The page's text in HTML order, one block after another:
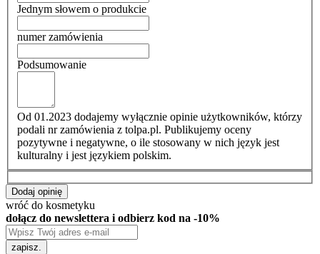
Jednym słowem o produkcie
numer zamówienia
Podsumowanie
Od 01.2023 dodajemy wyłącznie opinie użytkowników, którzy
podali nr zamówienia z tolpa.pl. Publikujemy oceny
pozytywne i negatywne, o ile stosowany w nich język jest
kulturalny i jest językiem polskim.
Dodaj opinię
wróć do kosmetyku
dołącz do newslettera i odbierz kod na -10%
zapisz.